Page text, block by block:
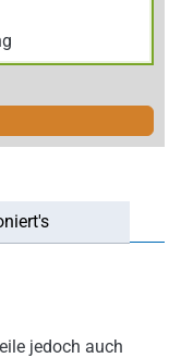
jedoch auch